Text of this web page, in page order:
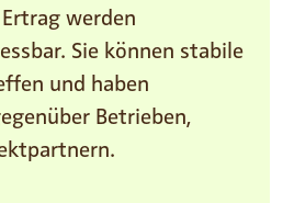
werden
Sie können stabile
und haben
Betrieben,